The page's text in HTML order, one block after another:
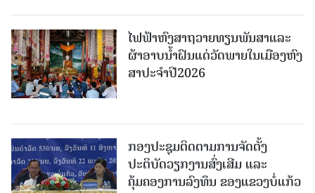
ໄຟຟ້າຫົງສາຖວາຍທຽນພັນສາແລະ
ຜ້າອາບນໍ້າຝົນແດ່ວັດພາຍໃນເມືອງຫົງ
ສາປະຈໍາປີ2026
ກອງປະຊຸມຕິດຕາມການຈັດຕັ້ງ
ປະຕິບັດວຽກງານສົ່ງເສີມ ແລະ
ຄຸ້ມຄອງການລົງທຶນ ຂອງແຂວງບໍ່ແກ້ວ